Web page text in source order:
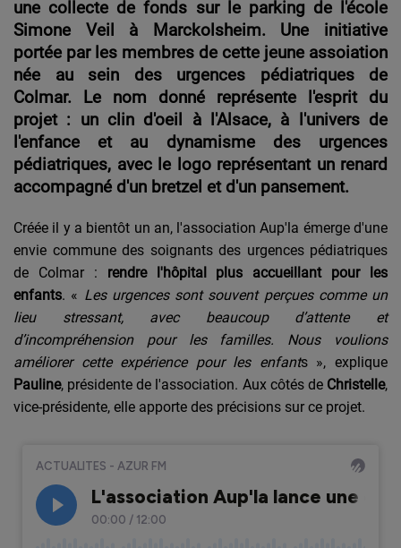
une collecte de fonds sur le parking de l'école
Simone Veil à Marckolsheim. Une initiative
portée par les membres de cette jeune assoiation
née au sein des urgences pédiatriques de
Colmar. Le nom donné représente l'esprit du
projet : un clin d'oeil à l'Alsace, à l'univers de
l'enfance et au dynamisme des urgences
pédiatriques, avec le logo représentant un renard
accompagné d'un bretzel et d'un pansement.
Créée il y a bientôt un an, l'association Aup'la émerge d'une
envie commune des soignants des urgences pédiatriques
de Colmar : rendre l'hôpital plus accueillant pour les
enfants. « Les urgences sont souvent perçues comme un
lieu stressant, avec beaucoup d’attente et
d’incompréhension pour les familles. Nous voulions
améliorer cette expérience pour les enfants », explique
Pauline, présidente de l'association. Aux côtés de Christelle,
vice-présidente, elle apporte des précisions sur ce projet.